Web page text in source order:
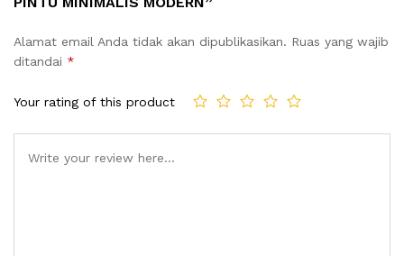
Alamat email Anda tidak akan dipublikasikan. Ruas yang wajib
ditandai *
Your rating of this product